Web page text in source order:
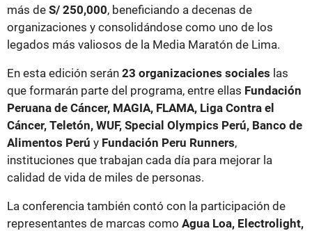
más de S/ 250,000, beneficiando a decenas de
organizaciones y consolidándose como uno de los
legados más valiosos de la Media Maratón de Lima.
En esta edición serán 23 organizaciones sociales las
que formarán parte del programa, entre ellas Fundación
Peruana de Cáncer, MAGIA, FLAMA, Liga Contra el
Cáncer, Teletón, WUF, Special Olympics Perú, Banco de
Alimentos Perú y Fundación Peru Runners,
instituciones que trabajan cada día para mejorar la
calidad de vida de miles de personas.
La conferencia también contó con la participación de
representantes de marcas como Agua Loa, Electrolight,